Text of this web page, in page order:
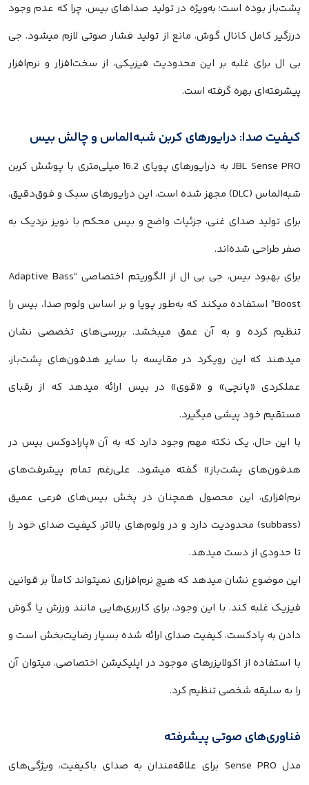
پشت‌باز بوده است؛ به‌ویژه در تولید صداهای بیس، چرا که عدم وجود
درزگیر کامل کانال گوش، مانع از تولید فشار صوتی لازم میشود. جی
بی ال برای غلبه بر این محدودیت فیزیکی، از سخت‌افزار و نرم‌افزار
پیشرفته‌ای بهره گرفته است.
کیفیت صدا: درایورهای کربن شبه‌الماس و چالش بیس
JBL Sense PRO به درایورهای پویای 16.2 میلی‌متری با پوشش کربن
شبه‌الماس (DLC) مجهز شده است. این درایورهای سبک و فوق‌دقیق،
برای تولید صدای غنی، جزئیات واضح و بیس محکم با نویز نزدیک به
صفر طراحی شده‌اند.
برای بهبود بیس، جی بی ال از الگوریتم اختصاصی “Adaptive Bass
Boost” استفاده میکند که به‌طور پویا و بر اساس ولوم صدا، بیس را
تنظیم کرده و به آن عمق میبخشد. بررسی‌های تخصصی نشان
میدهند که این رویکرد در مقایسه با سایر هدفون‌های پشت‌باز،
عملکردی «پانچی» و «قوی» در بیس ارائه میدهد که از رقبای
مستقیم خود پیشی میگیرد.
با این حال، یک نکته مهم وجود دارد که به آن «پارادوکس بیس در
هدفون‌های پشت‌باز» گفته میشود. علی‌رغم تمام پیشرفت‌های
نرم‌افزاری، این محصول همچنان در پخش بیس‌های فرعی عمیق
(subbass) محدودیت دارد و در ولوم‌های بالاتر، کیفیت صدای خود را
تا حدودی از دست میدهد.
این موضوع نشان میدهد که هیچ نرم‌افزاری نمیتواند کاملاً بر قوانین
فیزیک غلبه کند. با این وجود، برای کاربری‌هایی مانند ورزش یا گوش
دادن به پادکست، کیفیت صدای ارائه شده بسیار رضایت‌بخش است و
با استفاده از اکولایزرهای موجود در اپلیکیشن اختصاصی، میتوان آن
را به سلیقه شخصی تنظیم کرد.
فناوری‌های صوتی پیشرفته
مدل Sense PRO برای علاقه‌مندان به صدای باکیفیت، ویژگی‌های